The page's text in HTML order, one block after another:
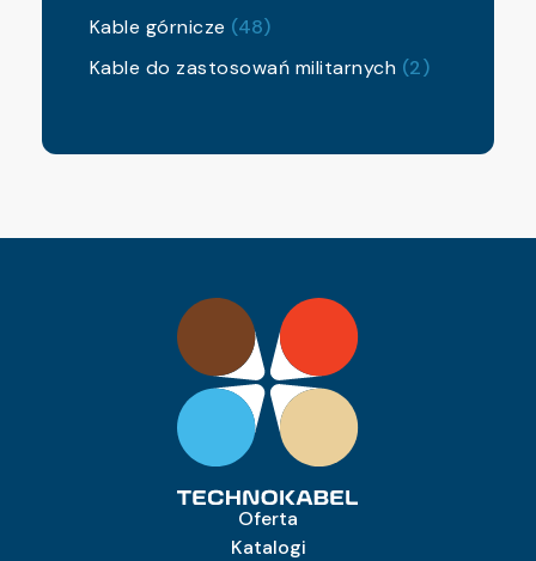
Kable górnicze (48)
Kable do zastosowań militarnych (2)
Oferta
Katalogi